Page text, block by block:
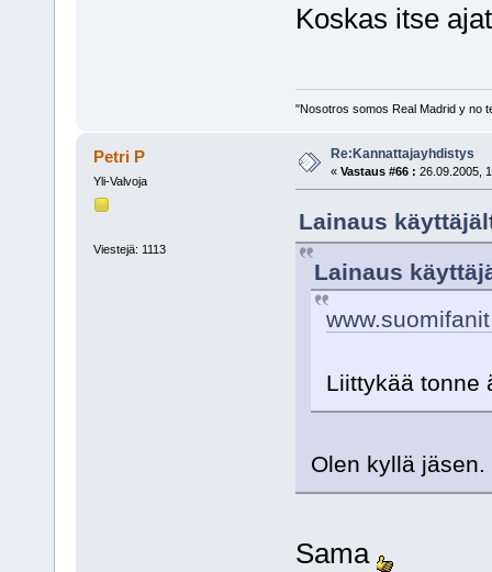
Koskas itse
"Nosotros somos Real Madrid y no
Petri P
Yli-Valvoja
Viestejä: 1113
Re:Kannattajayhdistys
« Vastaus #66 : 26.09.2005,
Lainaus
Lainaus
Liittykää tonne
Olen kyllä jäsen.
Sama